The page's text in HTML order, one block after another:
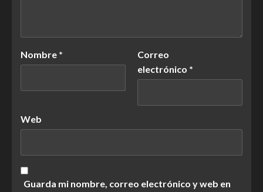
Nombre *
Correo
electrónico *
Web
Guarda mi nombre, correo electrónico y web en